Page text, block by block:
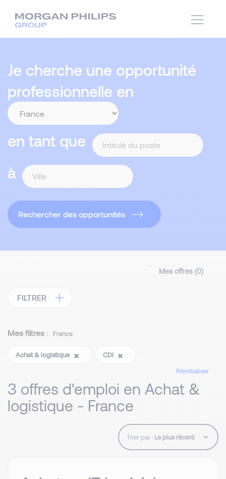
Je cherche une opportunité
professionnelle en
en tant que
à
Rechercher des opportunités
Mes offres (0)
FILTRER
Mes filtres : France
Achat & logistique
CDI
Réinitialiser
3 offres d'emploi en Achat &
logistique - France
Trier par :